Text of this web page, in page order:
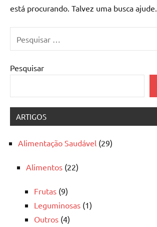
está procurando. Talvez uma busca ajude.
por:
Pesquisar
ARTIGOS
Alimentação Saudável (29)
Alimentos (22)
Frutas (9)
Leguminosas (1)
Outros (4)